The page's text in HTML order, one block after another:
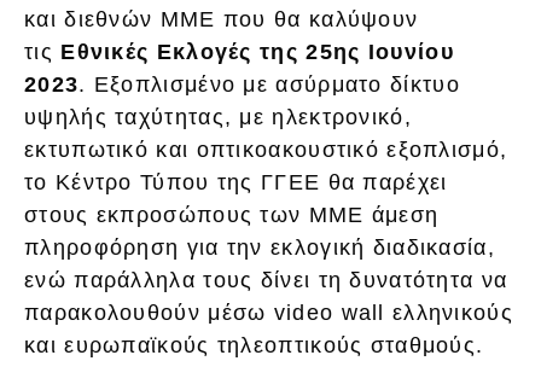
και διεθνών ΜΜΕ που θα καλύψουν
τις Εθνικές Εκλογές της 25ης Ιουνίου
2023. Εξοπλισμένο με ασύρματο δίκτυο
υψηλής ταχύτητας, με ηλεκτρονικό,
εκτυπωτικό και οπτικοακουστικό εξοπλισμό,
το Κέντρο Τύπου της ΓΓΕΕ θα παρέχει
στους εκπροσώπους των ΜΜΕ άμεση
πληροφόρηση για την εκλογική διαδικασία,
ενώ παράλληλα τους δίνει τη δυνατότητα να
παρακολουθούν μέσω video wall ελληνικούς
και ευρωπαϊκούς τηλεοπτικούς σταθμούς.